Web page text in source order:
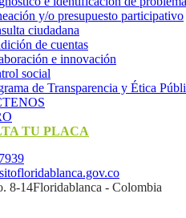
y/o presupuesto participativo​
ciudadana
de cuentas
e innovación
social
de Transparencia y Ética
TU PLACA
8-14Floridablanca - Colombia